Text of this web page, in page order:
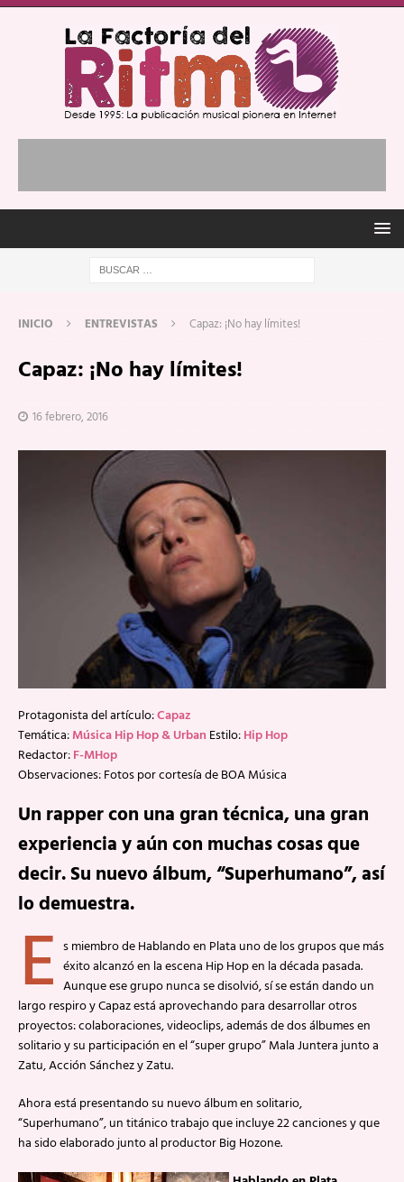
INICIO ENTREVISTAS Capaz: ¡No hay límites!
Capaz: ¡No hay límites!
16 febrero, 2016
Protagonista del artículo:Capaz
Temática:Música Hip Hop & Urban Estilo:Hip Hop
Redactor:F-MHop
Observaciones: Fotos por cortesía de BOA Música
Un rapper con una gran técnica, una gran
experiencia y aún con muchas cosas que
decir. Su nuevo álbum, “Superhumano”, así
lo demuestra.
E s miembro de Hablando en Plata uno de los grupos que más
éxito alcanzó en la escena Hip Hop en la década pasada.
Aunque ese grupo nunca se disolvió, sí se están dando un
largo respiro y Capaz está aprovechando para desarrollar otros
proyectos: colaboraciones, videoclips, además de dos álbumes en
solitario y su participación en el “super grupo” Mala Juntera junto a
Zatu, Acción Sánchez y Zatu.
Ahora está presentando su nuevo álbum en solitario,
“Superhumano”, un titánico trabajo que incluye 22 canciones y que
ha sido elaborado junto al productor Big Hozone.